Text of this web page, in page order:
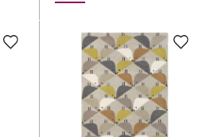
426.00€
160cmx230cm
719.00€